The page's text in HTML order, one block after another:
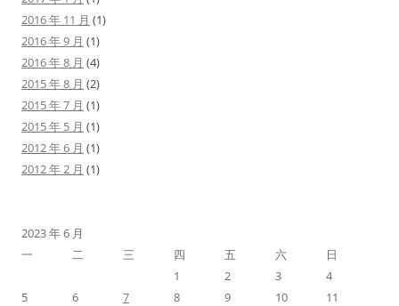
2016 年 11 月 (1)
2016 年 9 月 (1)
2016 年 8 月 (4)
2015 年 8 月 (2)
2015 年 7 月 (1)
2015 年 5 月 (1)
2012 年 6 月 (1)
2012 年 2 月 (1)
2023 年 6 月
一
二 三 四 五 六
日
1
2 3
4
5
6 7 8 9 10
11